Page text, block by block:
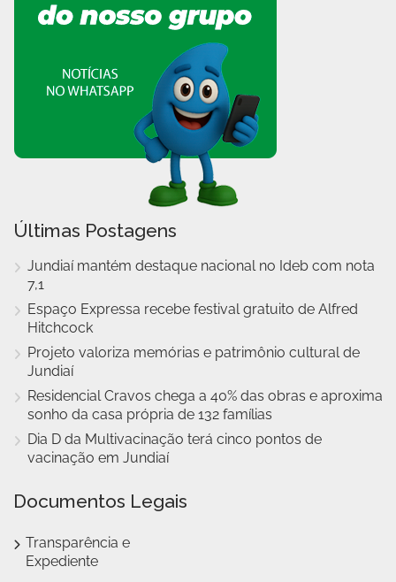
Últimas Postagens
Jundiaí mantém destaque nacional no Ideb com nota
7,1
Espaço Expressa recebe festival gratuito de Alfred
Hitchcock
Projeto valoriza memórias e patrimônio cultural de
Jundiaí
Residencial Cravos chega a 40% das obras e aproxima
sonho da casa própria de 132 famílias
Dia D da Multivacinação terá cinco pontos de
vacinação em Jundiaí
Documentos Legais
Transparência e
Expediente